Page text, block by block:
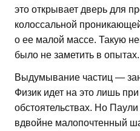
это открывает дверь для
колоссальной
о ее малой массе. Такую
было не заметить в опытах.
Выдумывание частиц —
Физик идет на это лишь
обстоятельствах. Но
вдвойне малопочтенный